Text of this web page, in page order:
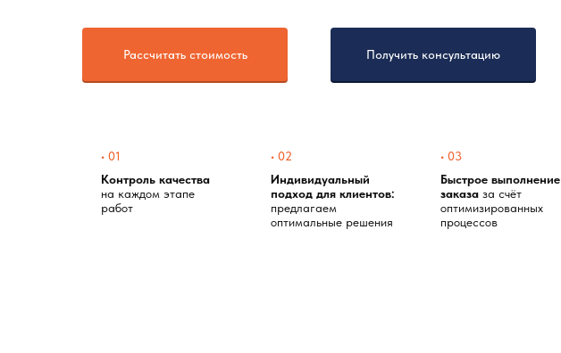
Контроль качества
на каждом этапе
работ
• 01
Индивидуальный
подход для клиентов:
предлагаем
оптимальные решения
• 02
Быстрое выполнение
заказа за счёт
оптимизированных
процессов
• 03
Получить консультацию
Рассчитать стоимость